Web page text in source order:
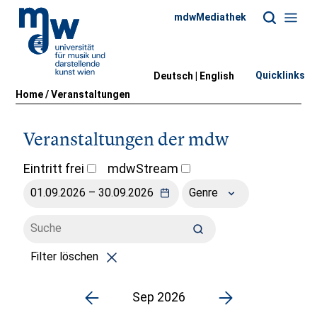
Home/Veranstaltungen
mdwMediathek
Deutsch | English Quicklinks
Veranstaltungen der mdw
Eintritt frei mdwStream
Genre
Filter löschen
Sep 2026